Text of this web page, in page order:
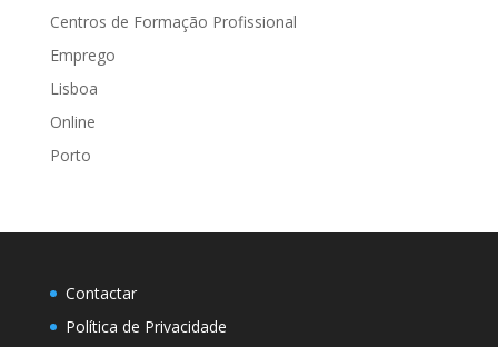
Centros de Formação Profissional
Emprego
Lisboa
Online
Porto
Contactar
Política de Privacidade